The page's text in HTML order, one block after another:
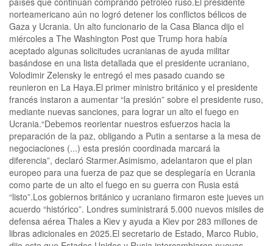
norteamericano aún no logró detener los conflictos bélicos de
Gaza y Ucrania. Un alto funcionario de la Casa Blanca dijo el
miércoles a The Washington Post que Trump hora había
aceptado algunas solicitudes ucranianas de ayuda militar
basándose en una lista detallada que el presidente ucraniano,
Volodimir Zelensky le entregó el mes pasado cuando se
reunieron en La Haya.El primer ministro británico y el presidente
francés instaron a aumentar “la presión” sobre el presidente ruso,
mediante nuevas sanciones, para lograr un alto el fuego en
Ucrania.“Debemos reorientar nuestros esfuerzos hacia la
preparación de la paz, obligando a Putin a sentarse a la mesa de
negociaciones (...) esta presión coordinada marcará la
diferencia”, declaró Starmer.Asimismo, adelantaron que el plan
europeo para una fuerza de paz que se desplegaría en Ucrania
como parte de un alto el fuego en su guerra con Rusia está
“listo”.Los gobiernos británico y ucraniano firmaron este jueves un
acuerdo “histórico”. Londres suministrará 5.000 nuevos misiles de
defensa aérea Thales a Kiev y ayuda a Kiev por 283 millones de
libras adicionales en 2025.El secretario de Estado, Marco Rubio,